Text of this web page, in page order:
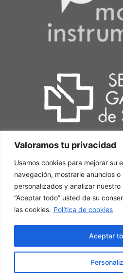
Valoramos tu privacidad
Usamos cookies para mejorar su
navegación, mostrarle anuncios
personalizados y analizar
“Aceptar todo” usted da su
las cookies. Política de cookies
Aceptar